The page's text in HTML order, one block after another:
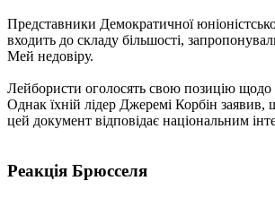
Представники Демократичної
входить до складу більшості,
Мей недовіру.
Лейбористи оголосять свою позицію щодо
Однак їхній лідер Джеремі Корбін заявив,
цей документ відповідає національним
Реакція Брюсселя